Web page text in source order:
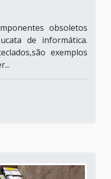
obsoletos
de informática.
exemplos